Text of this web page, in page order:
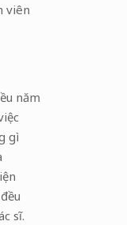
viên
năm
gì
sĩ.